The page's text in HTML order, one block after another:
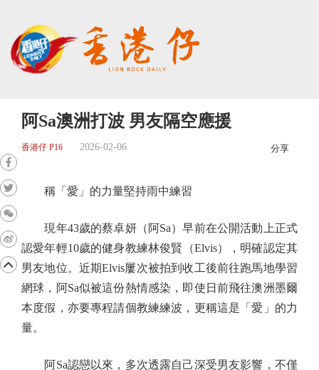
阿Sa澳洲打波 男友隔空應援
香港仔 P16 2026-02-06 分享
稱「愛」的力量堅持雨中練習
現年43歲的蔡卓妍（阿Sa）早前在公開活動上正式
認愛年輕10歲的健身教練林俊賢（Elvis），明確認定其
男友地位。近期Elvis屢次被拍到收工後前往跑馬地學習
網球，阿Sa似被這份熱情感染，即使日前飛往澳洲墨爾
本度假，亦要專程請個教練練波，更稱這是「愛」的力
量。
阿Sa認戀以來，多次透露自己深受男友影響，不僅